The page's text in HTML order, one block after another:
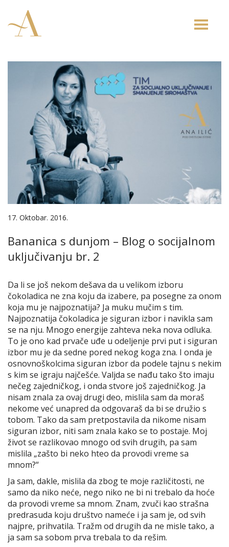
Toggle
17. Oktobar. 2016.
Bananica s dunjom – Blog o socijalnom
uključivanju br. 2
Da li se još nekom dešava da u velikom izboru
čokoladica ne zna koju da izabere, pa posegne za onom
koja mu je najpoznatija? Ja muku mučim s tim.
Najpoznatija čokoladica je siguran izbor i navikla sam
se na nju. Mnogo energije zahteva neka nova odluka.
To je ono kad prvače uđe u odeljenje prvi put i siguran
izbor mu je da sedne pored nekog koga zna. I onda je
osnovnoškolcima siguran izbor da podele tajnu s nekim
s kim se igraju najčešće. Valjda se nađu tako što imaju
nečeg zajedničkog, i onda stvore još zajedničkog. Ja
nisam znala za ovaj drugi deo, mislila sam da moraš
nekome već unapred da odgovaraš da bi se družio s
tobom. Tako da sam pretpostavila da nikome nisam
siguran izbor, niti sam znala kako se to postaje. Moj
život se razlikovao mnogo od svih drugih, pa sam
mislila „zašto bi neko hteo da provodi vreme sa
mnom?“
Ja sam, dakle, mislila da zbog te moje različitosti, ne
samo da niko neće, nego niko ne bi ni trebalo da hoće
da provodi vreme sa mnom. Znam, zvuči kao strašna
predrasuda koju društvo nameće i ja sam je, od svih
najpre, prihvatila. Tražm od drugih da ne misle tako, a
ja sam sa sobom prva trebala to da rešim.